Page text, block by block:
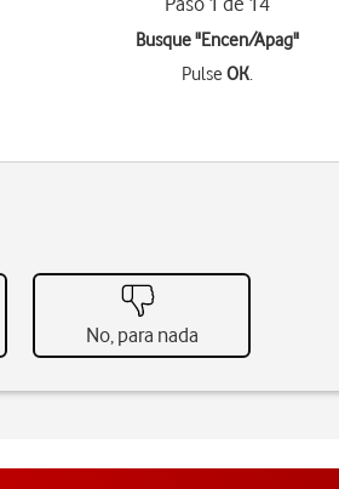
Busque "Encen/Apag"
PulseOK.
No, para nada